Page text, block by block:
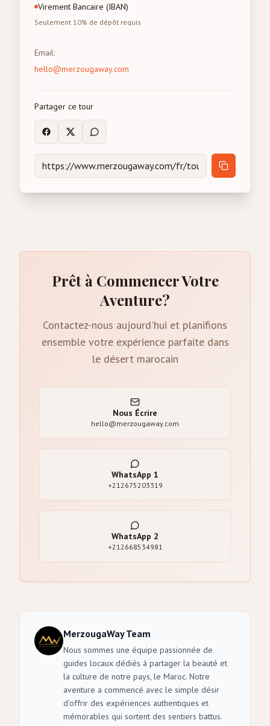
Virement Bancaire (IBAN)
Seulement 10% de dépôt requis
Email:
hello@merzougaway.com
Partager ce tour
Prêt à Commencer Votre
Aventure?
Contactez-nous aujourd'hui et planifions
ensemble votre expérience parfaite dans
le désert marocain
Nous Écrire
hello@merzougaway.com
WhatsApp 1
+212675203319
WhatsApp 2
+212668534981
MerzougaWay Team
Nous sommes une équipe passionnée de
guides locaux dédiés à partager la beauté et
la culture de notre pays, le Maroc. Notre
aventure a commencé avec le simple désir
d'offrir des expériences authentiques et
mémorables qui sortent des sentiers battus.